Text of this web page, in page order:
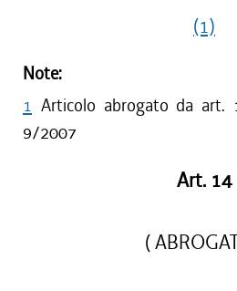
(1)
Note:
1 Articolo abrogato da art.
9/2007
Art. 14
(